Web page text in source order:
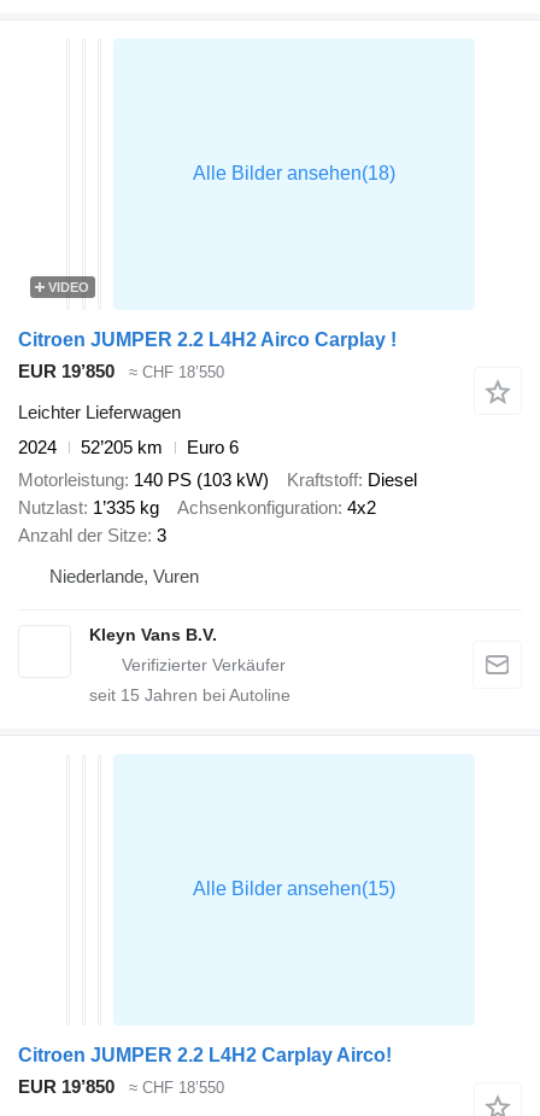
VIDEO
Citroen JUMPER 2.2 L4H2 Airco Carplay !
EUR 19’850
≈ CHF 18’550
Leichter Lieferwagen
2024
52’205 km
Euro 6
Motorleistung 140 PS (103 kW) Kraftstoff Diesel
Nutzlast 1’335 kg Achsenkonfiguration 4x2
Anzahl der Sitze 3
Niederlande, Vuren
Kleyn Vans B.V.
seit 15 Jahren bei Autoline
Citroen JUMPER 2.2 L4H2 Carplay Airco!
EUR 19’850
≈ CHF 18’550